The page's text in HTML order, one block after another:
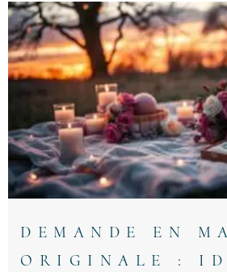
DEMANDE EN
ORIGINALE :